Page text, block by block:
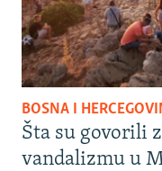
BOSNA I
Šta su govorili
vandalizmu u